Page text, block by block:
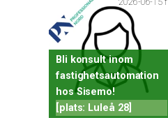
Bli konsult inom
fastighetsautomation
hos Sisemo!
[plats: Luleå 28]